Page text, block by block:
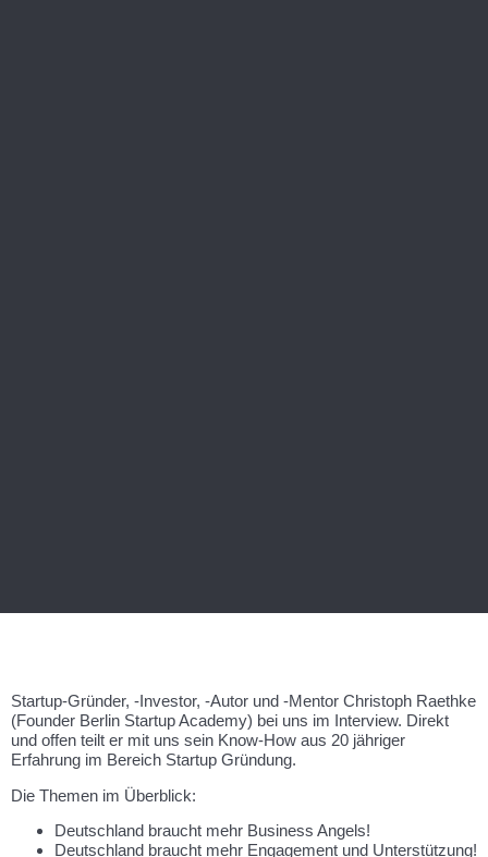
Startup-Gründer, -Investor, -Autor und -Mentor Christoph Raethke
(Founder Berlin Startup Academy) bei uns im Interview. Direkt
und offen teilt er mit uns sein Know-How aus 20 jähriger
Erfahrung im Bereich Startup Gründung.
Die Themen im Überblick:
Deutschland braucht mehr Business Angels!
Deutschland braucht mehr Engagement und Unterstützung!